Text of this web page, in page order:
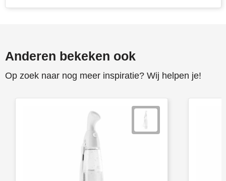
Anderen bekeken ook
Op zoek naar nog meer inspiratie? Wij helpen je!